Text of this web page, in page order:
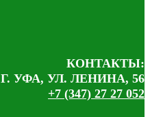
КОНТАКТЫ:
Г. УФА, УЛ. ЛЕНИНА, 56
+7 (347) 27 27 052